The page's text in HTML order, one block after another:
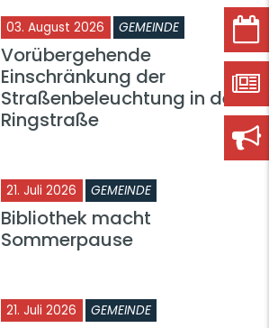
03. August 2026 GEMEINDE
Vorübergehende
Einschränkung der
Straßenbeleuchtung in der
Ringstraße
21. Juli 2026 GEMEINDE
Bibliothek macht
Sommerpause
21. Juli 2026 GEMEINDE